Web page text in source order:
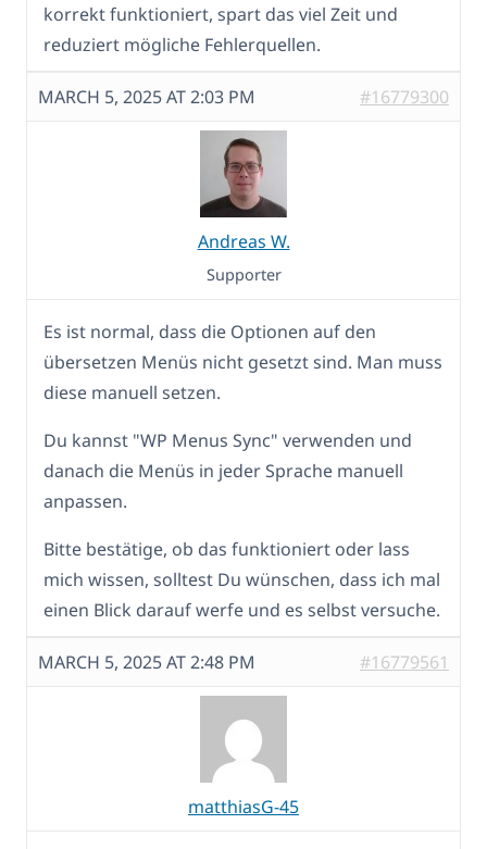
korrekt funktioniert, spart das viel Zeit und
reduziert mögliche Fehlerquellen.
MARCH 5, 2025 AT 2:03 PM #16779300
Andreas W.
Supporter
Es ist normal, dass die Optionen auf den
übersetzen Menüs nicht gesetzt sind. Man muss
diese manuell setzen.
Du kannst "WP Menus Sync" verwenden und
danach die Menüs in jeder Sprache manuell
anpassen.
Bitte bestätige, ob das funktioniert oder lass
mich wissen, solltest Du wünschen, dass ich mal
einen Blick darauf werfe und es selbst versuche.
MARCH 5, 2025 AT 2:48 PM #16779561
matthiasG-45